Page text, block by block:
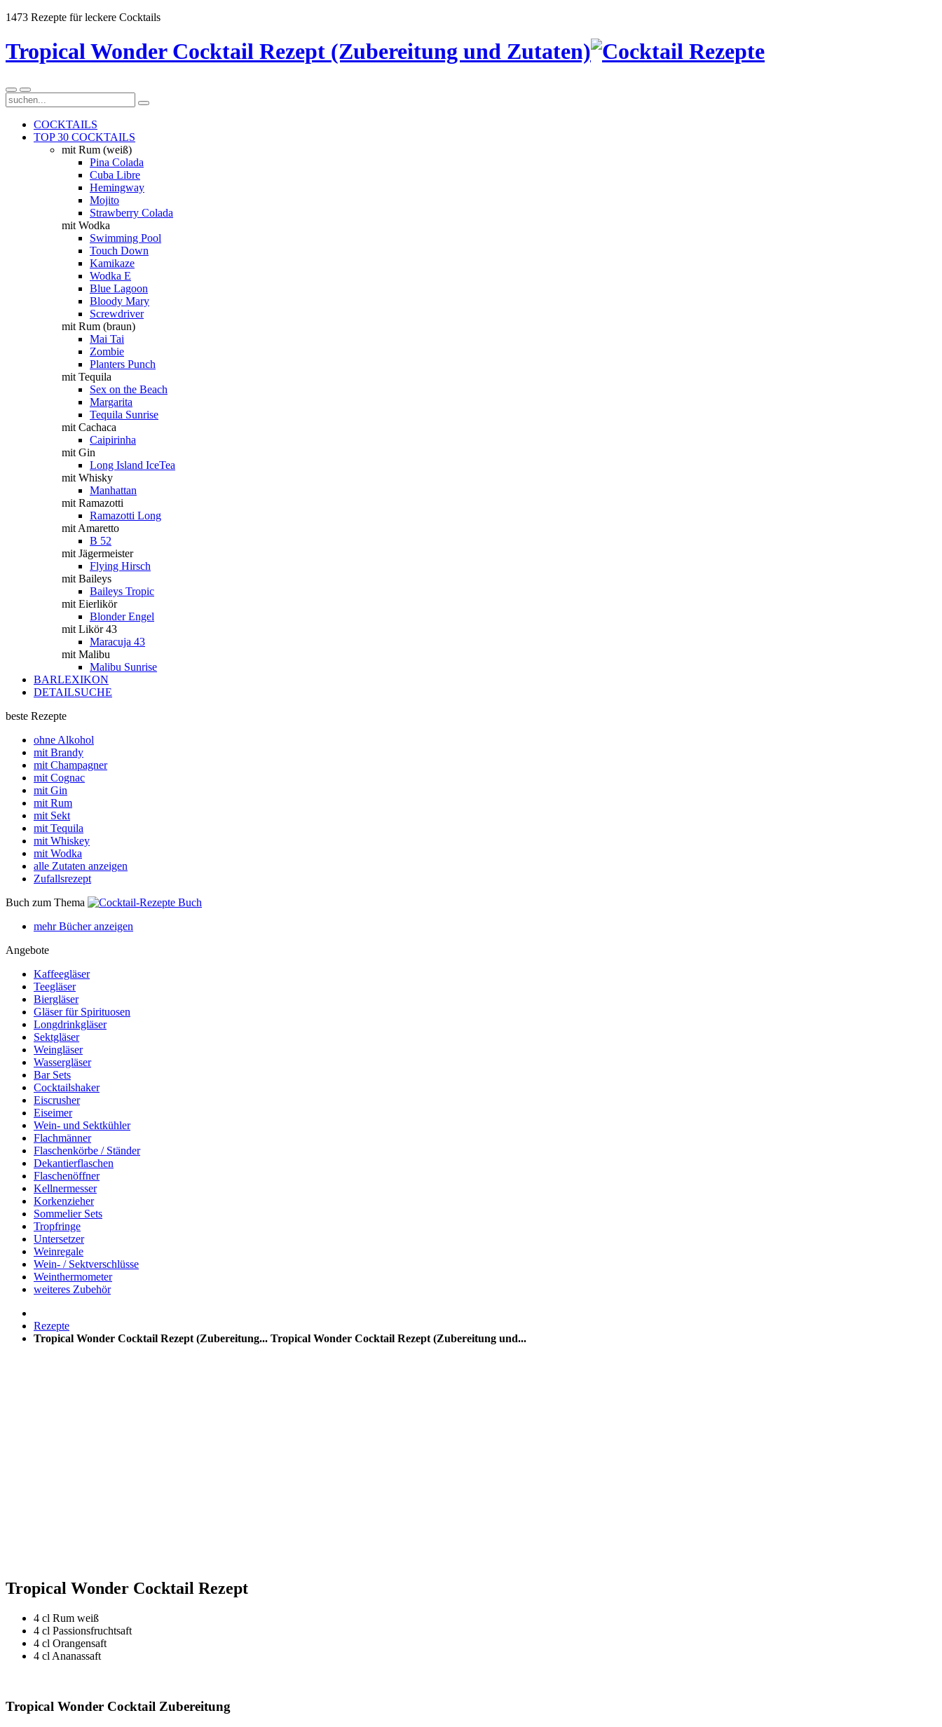
1473 Rezepte für leckere Cocktails
Tropical Wonder Cocktail Rezept (Zubereitung und Zutaten)
COCKTAILS
TOP 30 COCKTAILS
mit Rum (weiß)
Pina Colada
Cuba Libre
Hemingway
Mojito
Strawberry Colada
mit Wodka
Swimming Pool
Touch Down
Kamikaze
Wodka E
Blue Lagoon
Bloody Mary
Screwdriver
mit Rum (braun)
Mai Tai
Zombie
Planters Punch
mit Tequila
Sex on the Beach
Margarita
Tequila Sunrise
mit Cachaca
Caipirinha
mit Gin
Long Island IceTea
mit Whisky
Manhattan
mit Ramazotti
Ramazotti Long
mit Amaretto
B 52
mit Jägermeister
Flying Hirsch
mit Baileys
Baileys Tropic
mit Eierlikör
Blonder Engel
mit Likör 43
Maracuja 43
mit Malibu
Malibu Sunrise
BARLEXIKON
DETAILSUCHE
beste Rezepte
ohne Alkohol
mit Brandy
mit Champagner
mit Cognac
mit Gin
mit Rum
mit Sekt
mit Tequila
mit Whiskey
mit Wodka
alle Zutaten anzeigen
Zufallsrezept
Buch zum Thema
mehr Bücher anzeigen
Angebote
Kaffeegläser
Teegläser
Biergläser
Gläser für Spirituosen
Longdrinkgläser
Sektgläser
Weingläser
Wassergläser
Bar Sets
Cocktailshaker
Eiscrusher
Eiseimer
Wein- und Sektkühler
Flachmänner
Flaschenkörbe / Ständer
Dekantierflaschen
Flaschenöffner
Kellnermesser
Korkenzieher
Sommelier Sets
Tropfringe
Untersetzer
Weinregale
Wein- / Sektverschlüsse
Weinthermometer
weiteres Zubehör
Rezepte
Tropical Wonder Cocktail Rezept (Zubereitung... Tropical Wonder Cocktail Rezept (Zubereitung und...
Tropical Wonder Cocktail Rezept
4 cl Rum weiß
4 cl Passionsfruchtsaft
4 cl Orangensaft
4 cl Ananassaft
Tropical Wonder Cocktail Zubereitung